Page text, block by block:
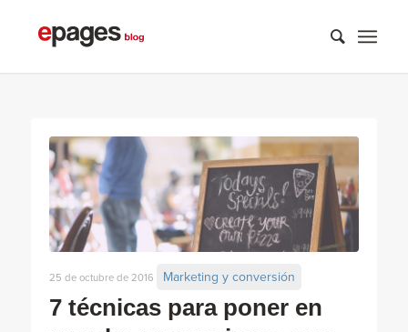
7 técnicas para poner en
25 de octubre de 2016 Marketing y conversión